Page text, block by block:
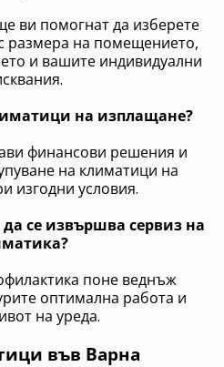
ви помогнат да изберете
размера на помещението,
и вашите индивидуални
на изплащане?
финансови решения и
на климатици на
изгодни условия.
да се извършва сервиз на
поне веднъж
оптимална работа и
на уреда.
във Варна